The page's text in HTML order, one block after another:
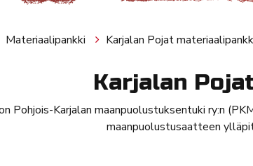
Materiaalipankki Karjalan Pojat
Karjalan
Pohjois-Karjalan maanpuolustuksentuki ry:n
maanpuolustusaatteen